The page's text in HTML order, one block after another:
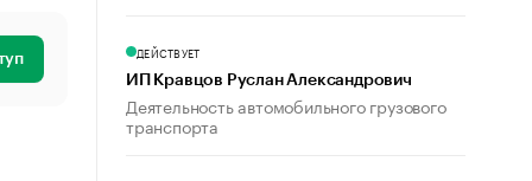
ДЕЙСТВУЕТ
ИП Кравцов Руслан Александрович
Деятельность автомобильного грузового
транспорта